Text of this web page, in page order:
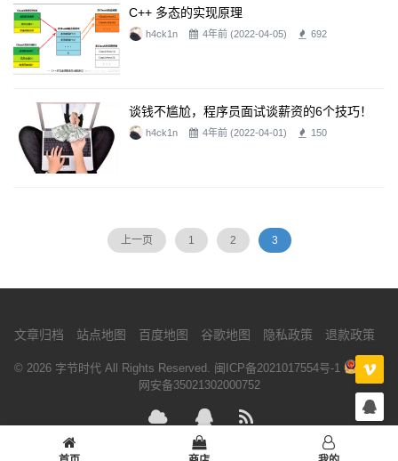
C++ 多态的实现原理
h4ck1n 4年前 (2022-04-05) 692
谈钱不尴尬，程序员面试谈薪资的6个技巧！
h4ck1n 4年前 (2022-04-01) 150
上一页 1 2 3
文章归档 站点地图 百度地图 谷歌地图 隐私政策 退款政策
© 2026 字节时代 All Rights Reserved. 闽ICP备2021017554号-1
闽公
网安备35021302000752
QQ